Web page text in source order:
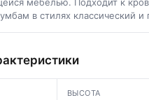
в стилях классический и
ВЫСОТА